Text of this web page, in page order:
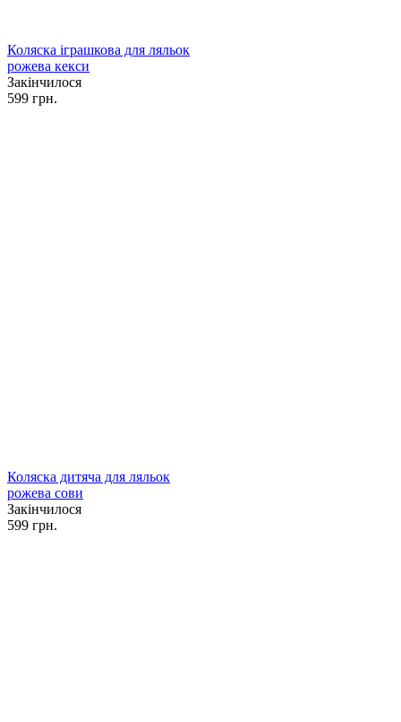
Коляска іграшкова для ляльок
рожева кекси
Закінчилося
599 грн.
Коляска дитяча для ляльок
рожева сови
Закінчилося
599 грн.